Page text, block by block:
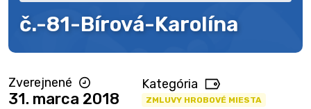
č.-81-Bírová-Karolína
Zverejnené
31. marca 2018
Kategória
ZMLUVY HROBOVÉ MIESTA